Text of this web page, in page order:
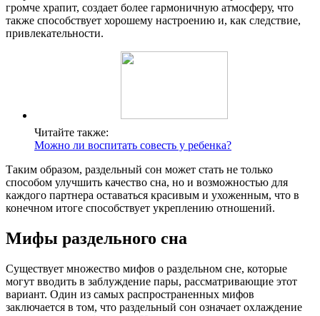
громче храпит, создает более гармоничную атмосферу, что
также способствует хорошему настроению и, как следствие,
привлекательности.
Читайте также:
Можно ли воспитать совесть у ребенка?
Таким образом, раздельный сон может стать не только
способом улучшить качество сна, но и возможностью для
каждого партнера оставаться красивым и ухоженным, что в
конечном итоге способствует укреплению отношений.
Мифы раздельного сна
Существует множество мифов о раздельном сне, которые
могут вводить в заблуждение пары, рассматривающие этот
вариант. Один из самых распространенных мифов
заключается в том, что раздельный сон означает охлаждение